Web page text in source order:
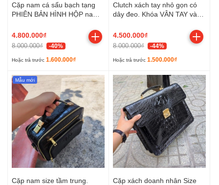
Cặp nam cá sấu bạch tạng
PHIÊN BẢN HÌNH HỘP nam
4.800.000₫
8.000.000₫ -40%
Hoặc trả trước 1.600.000₫
Clutch xách tay nhỏ gọn có
dây đeo. Khóa VÂN TAY và
chủ!
4.500.000₫
8.000.000₫ -44%
Hoặc trả trước 1.500.000₫
Mẫu mới
Cặp nam size tầm trung.
Cặp xách doanh nhân Size